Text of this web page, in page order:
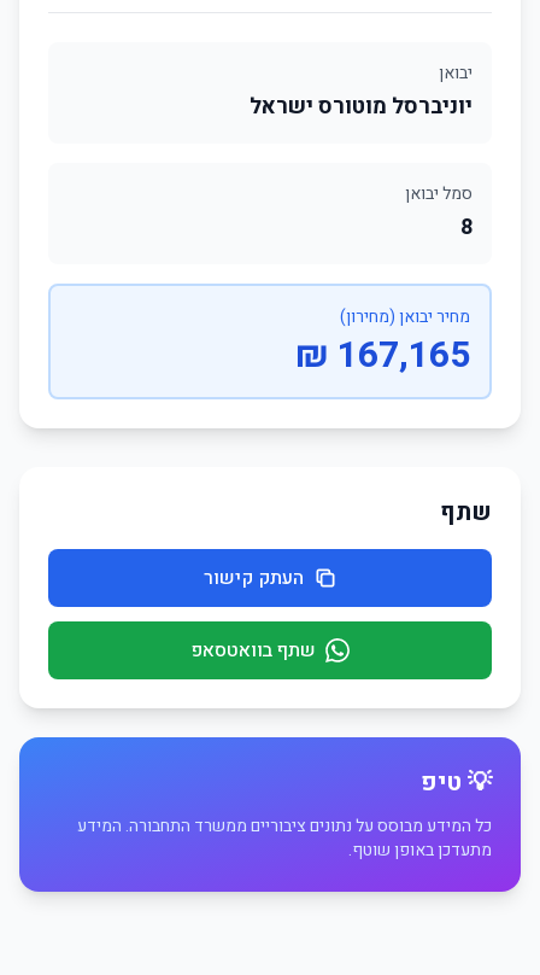
יבואן
יוניברסל מוטורס ישראל
סמל יבואן
8
מחיר יבואן (מחירון)
167,165 ₪
שתף
העתק קישור
שתף בוואטסאפ
💡 טיפ
כל המידע מבוסס על נתונים ציבוריים ממשרד התחבורה. המידע
מתעדכן באופן שוטף.